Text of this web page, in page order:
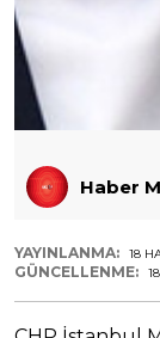
Haber
YAYINLANMA: 18
GÜNCELLENME: